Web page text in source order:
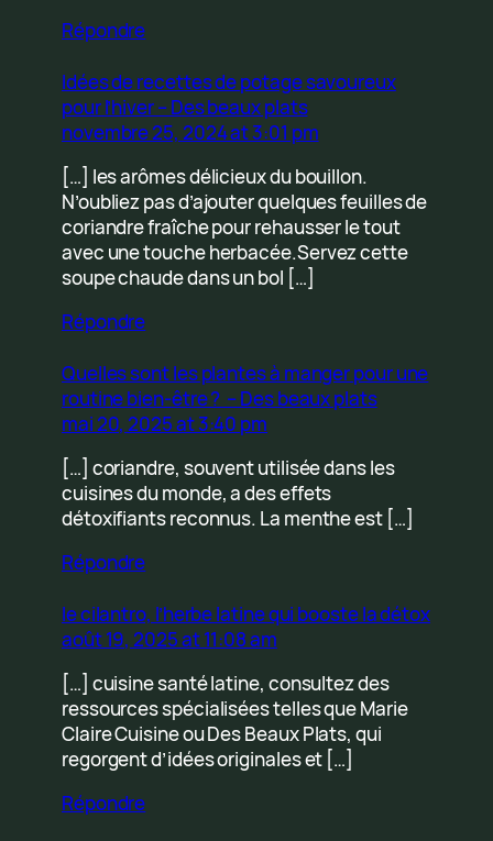
Répondre
Idées de recettes de potage savoureux
pour l’hiver – Des beaux plats
novembre 25, 2024 at 3:01 pm
[…] les arômes délicieux du bouillon.
N’oubliez pas d’ajouter quelques feuilles de
coriandre fraîche pour rehausser le tout
avec une touche herbacée.Servez cette
soupe chaude dans un bol […]
Répondre
Quelles sont les plantes à manger pour une
routine bien-être ? – Des beaux plats
mai 20, 2025 at 3:40 pm
[…] coriandre, souvent utilisée dans les
cuisines du monde, a des effets
détoxifiants reconnus. La menthe est […]
Répondre
le cilantro, l’herbe latine qui booste la détox
août 19, 2025 at 11:08 am
[…] cuisine santé latine, consultez des
ressources spécialisées telles que Marie
Claire Cuisine ou Des Beaux Plats, qui
regorgent d’idées originales et […]
Répondre